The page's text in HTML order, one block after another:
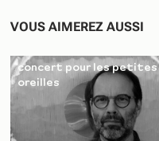
VOUS AIMEREZ AUSSI
concert pour les petites
oreilles